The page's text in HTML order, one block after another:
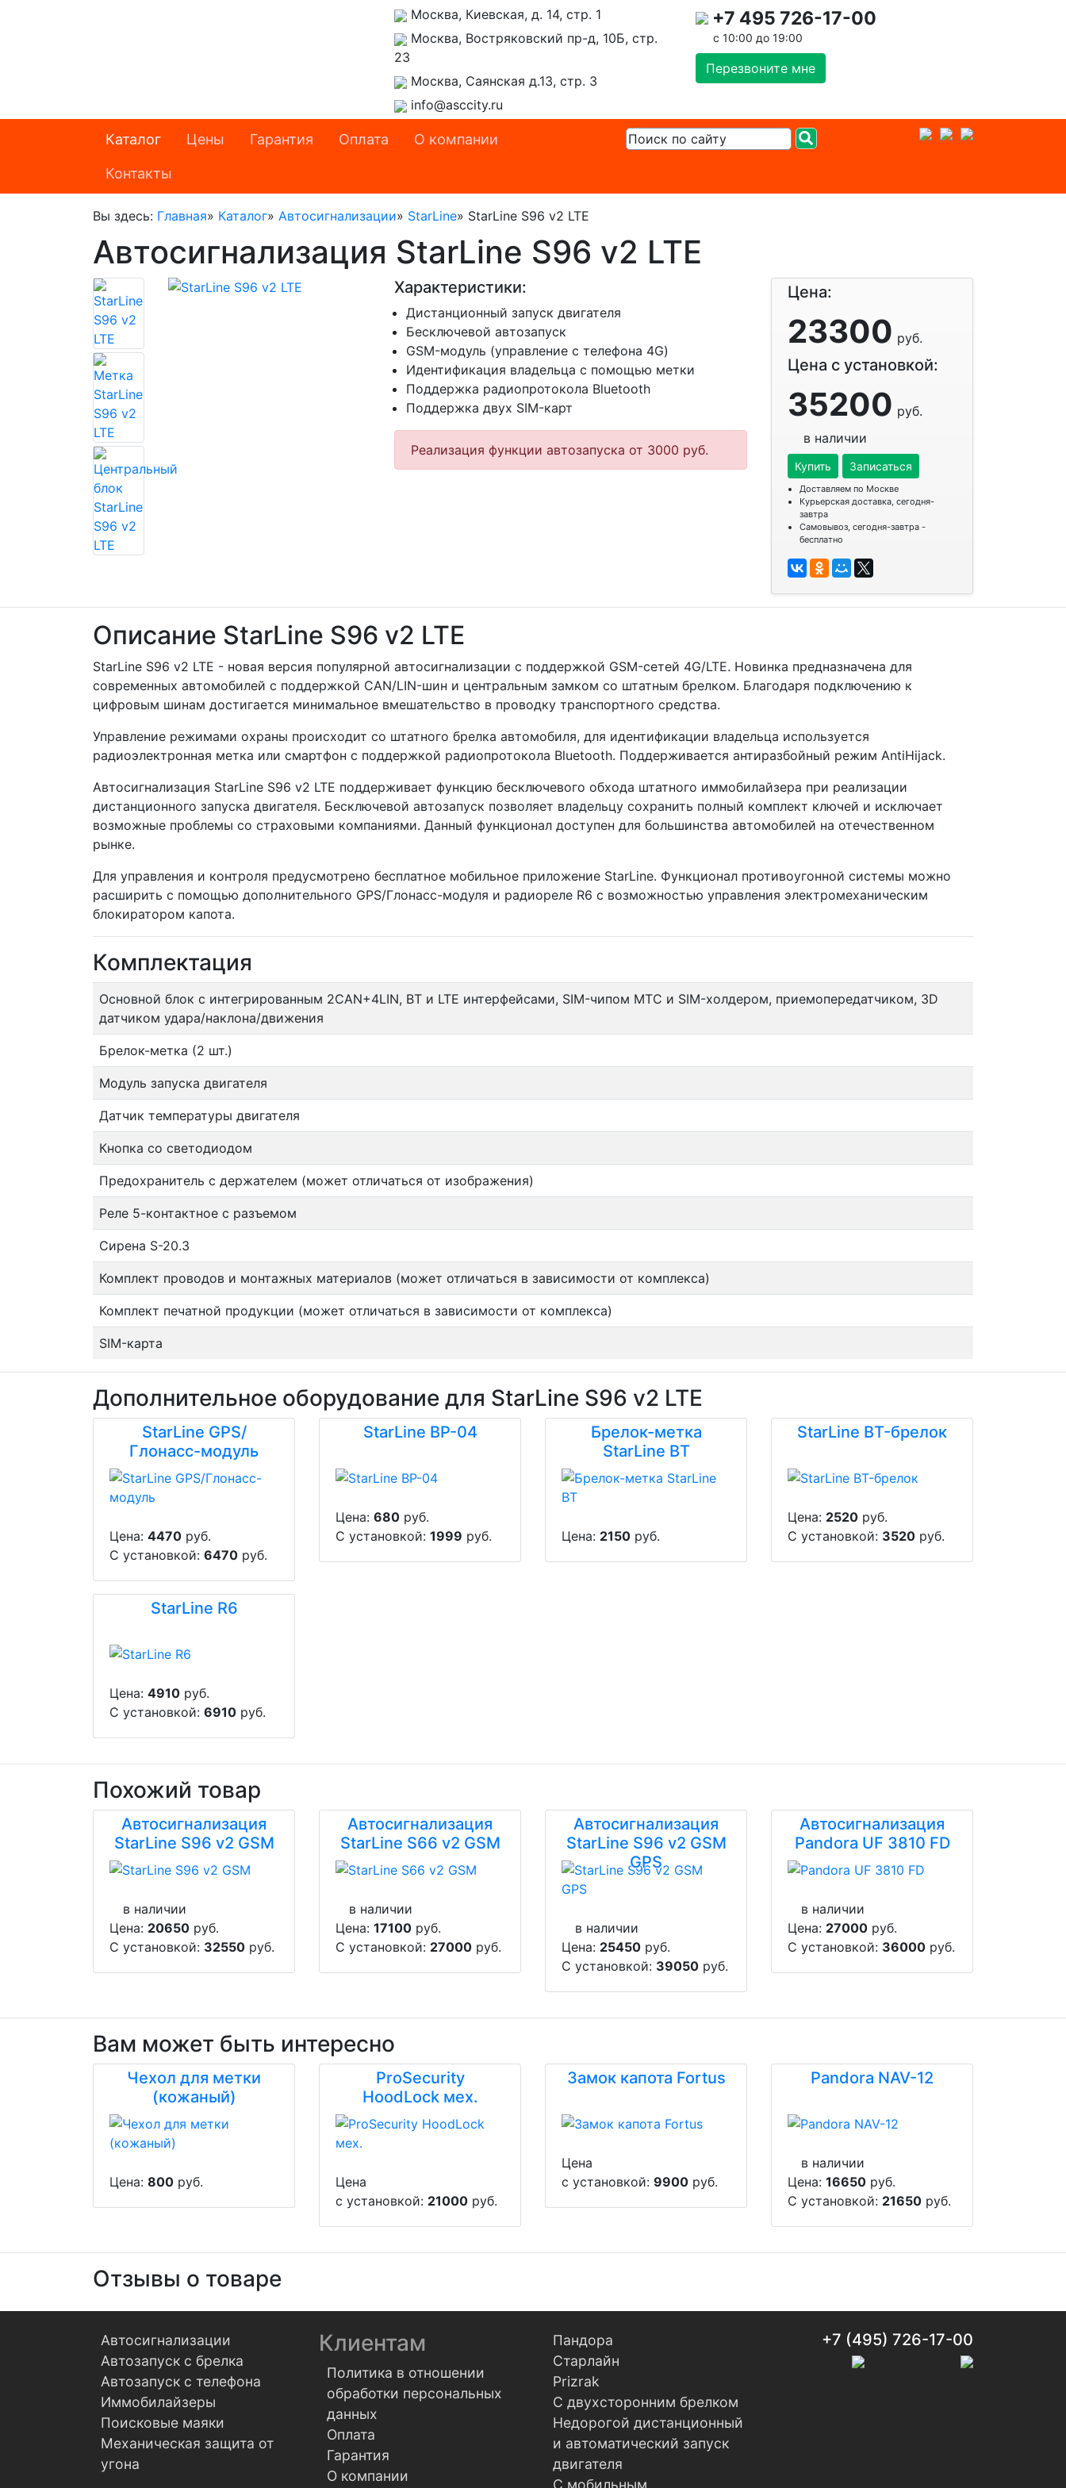
Москва, Киевская, д. 14, стр. 1
Москва, Востряковский пр-д, 10Б, стр.
23
Москва, Саянская д.13, стр. 3
info@asccity.ru
+7 495 726-17-00
с 10:00 до 19:00
Перезвоните мне
Каталог Цены Гарантия Оплата О компании
Контакты
Вы здесь: Главная» Каталог» Автосигнализации» StarLine» StarLine S96 v2 LTE
Автосигнализация StarLine S96 v2 LTE
Характеристики:
Дистанционный запуск двигателя
Бесключевой автозапуск
GSM-модуль (управление с телефона 4G)
Идентификация владельца с помощью метки
Поддержка радиопротокола Bluetooth
Поддержка двух SIM-карт
Реализация функции автозапуска от 3000 руб.
Цена:
23300 руб.
Цена с установкой:
35200 руб.
в наличии
Купить Записаться
Доставляем по Москве
Курьерская доставка, сегодня-
завтра
Самовывоз, сегодня-завтра -
бесплатно
Описание StarLine S96 v2 LTE
StarLine S96 v2 LTE - новая версия популярной автосигнализации с поддержкой GSM-сетей 4G/LTE. Новинка предназначена для
современных автомобилей с поддержкой CAN/LIN-шин и центральным замком со штатным брелком. Благодаря подключению к
цифровым шинам достигается минимальное вмешательство в проводку транспортного средства.
Управление режимами охраны происходит со штатного брелка автомобиля, для идентификации владельца используется
радиоэлектронная метка или смартфон с поддержкой радиопротокола Bluetooth. Поддерживается антиразбойный режим AntiHijack.
Автосигнализация StarLine S96 v2 LTE поддерживает функцию бесключевого обхода штатного иммобилайзера при реализации
дистанционного запуска двигателя. Бесключевой автозапуск позволяет владельцу сохранить полный комплект ключей и исключает
возможные проблемы со страховыми компаниями. Данный функционал доступен для большинства автомобилей на отечественном
рынке.
Для управления и контроля предусмотрено бесплатное мобильное приложение StarLine. Функционал противоугонной системы можно
расширить с помощью дополнительного GPS/Глонасс-модуля и радиореле R6 с возможностью управления электромеханическим
блокиратором капота.
Комплектация
Основной блок с интегрированным 2CAN+4LIN, BT и LTE интерфейсами, SIM-чипом МТС и SIM-холдером, приемопередатчиком, 3D
датчиком удара/наклона/движения
Брелок-метка (2 шт.)
Модуль запуска двигателя
Датчик температуры двигателя
Кнопка со светодиодом
Предохранитель с держателем (может отличаться от изображения)
Реле 5-контактное с разъемом
Сирена S-20.3
Комплект проводов и монтажных материалов (может отличаться в зависимости от комплекса)
Комплект печатной продукции (может отличаться в зависимости от комплекса)
SIM-карта
Дополнительное оборудование для StarLine S96 v2 LTE
StarLine GPS/
Глонасс-модуль
Цена: 4470 руб.
С установкой: 6470 руб.
StarLine BP-04
Цена: 680 руб.
С установкой: 1999 руб.
Брелок-метка
StarLine BT
Цена: 2150 руб.
StarLine BT-брелок
Цена: 2520 руб.
С установкой: 3520 руб.
StarLine R6
Цена: 4910 руб.
С установкой: 6910 руб.
Похожий товар
Автосигнализация
StarLine S96 v2 GSM
в наличии
Цена: 20650 руб.
С установкой: 32550 руб.
Автосигнализация
StarLine S66 v2 GSM
в наличии
Цена: 17100 руб.
С установкой: 27000 руб.
Автосигнализация
StarLine S96 v2 GSM
GPS
в наличии
Цена: 25450 руб.
С установкой: 39050 руб.
Автосигнализация
Pandora UF 3810 FD
в наличии
Цена: 27000 руб.
С установкой: 36000 руб.
Вам может быть интересно
Чехол для метки
(кожаный)
Цена: 800 руб.
ProSecurity
HoodLock мех.
Цена
с установкой: 21000 руб.
Замок капота Fortus
Цена
с установкой: 9900 руб.
Pandora NAV-12
в наличии
Цена: 16650 руб.
С установкой: 21650 руб.
Отзывы о товаре
Автосигнализации
Автозапуск с брелка
Автозапуск с телефона
Иммобилайзеры
Поисковые маяки
Механическая защита от
угона
Клиентам
Политика в отношении
обработки персональных
данных
Оплата
Гарантия
О компании
Пандора
Старлайн
Prizrak
С двухсторонним брелком
Недорогой дистанционный
и автоматический запуск
двигателя
С мобильным
+7 (495) 726-17-00